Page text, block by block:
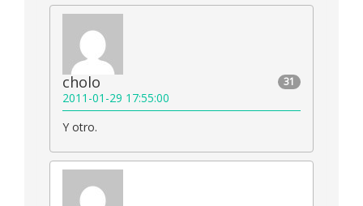
31
cholo
2011-01-29 17:55:00
Y otro.